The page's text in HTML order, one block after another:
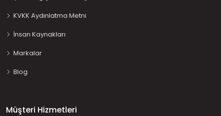
KVKK Aydınlatma Metni
İnsan Kaynakları
Markalar
Blog
Müşteri Hizmetleri